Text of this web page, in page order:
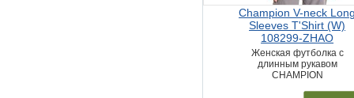
Champion V-neck
Sleeves T'Shirt (W)
108299-ZHAO
Женская футболка с
длинным рукавом
CHAMPION